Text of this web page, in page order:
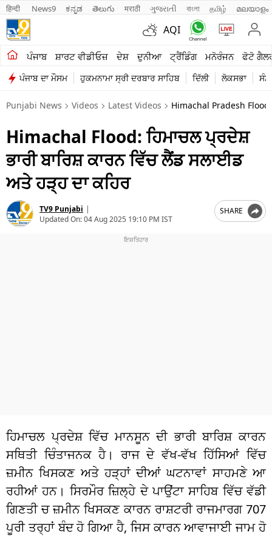
हिन्दी News9 ಕನ್ನಡ తెలుగు मराठी ગુજરાતી বাংলা தமிழ் മലയാളം
AQI
ਪੰਜਾਬ ਸ਼ਾਰਟ ਵੀਡੀਓਜ਼ ਦੇਸ਼ ਦੁਨੀਆ ਟ੍ਰੈਂਡਿੰਗ ਮਨੋਰੰਜਨ ਫੋਟੋ
ਪੰਜਾਬ ਦਾ ਮੌਸਮ ਹੁਕਮਨਾਮਾ ਸ੍ਰੀ ਦਰਬਾਰ ਸਾਹਿਬ ਦਿੱਲੀ ਲੋਕਸਭਾ
ਖੇਤੀਬਾੜੀ
ਸ਼ਾਰਟ ਵੀਡੀਓਜ਼
ਕਾਰੋਬਾਰ
ਕਰਿਅਰ
ਮਨੋਰੰਜਨ
ਦੇਸ਼
ਲਾਈਫ ਸਟਾਈਲ
ਚੋਣਾਂ 2026
Punjabi News Videos Latest Videos Himachal Pradesh
Himachal Flood: ਹਿਮਾਚਲ ਪ੍ਰਦੇਸ਼
ਭਾਰੀ ਬਾਰਿਸ਼ ਕਾਰਨ ਵਿੱਚ ਲੈਂਡ ਸਲਾਈਡ
ਅਤੇ ਹੜ੍ਹ ਦਾ ਕਹਿਰ
TV9 Punjabi |
Updated On:04 Aug 2025 19:10 PM IST
SHARE
ਹਿਮਾਚਲ ਪ੍ਰਦੇਸ਼ ਵਿੱਚ ਮਾਨਸੂਨ ਦੀ ਭਾਰੀ ਬਾਰਿਸ਼ ਕਾਰਨ
ਸਥਿਤੀ ਚਿੰਤਾਜਨਕ ਹੈ। ਰਾਜ ਦੇ ਵੱਖ-ਵੱਖ ਹਿੱਸਿਆਂ ਵਿੱਚ
ਜ਼ਮੀਨ ਖਿਸਕਣ ਅਤੇ ਹੜ੍ਹਾਂ ਦੀਆਂ ਘਟਨਾਵਾਂ ਸਾਹਮਣੇ ਆ
ਰਹੀਆਂ ਹਨ। ਸਿਰਮੌਰ ਜ਼ਿਲ੍ਹੇ ਦੇ ਪਾਉਂਟਾ ਸਾਹਿਬ ਵਿੱਚ ਵੱਡੀ
ਗਿਣਤੀ ਚ ਜ਼ਮੀਨ ਖਿਸਕਣ ਕਾਰਨ ਰਾਸ਼ਟਰੀ ਰਾਜਮਾਰਗ 707
ਪੂਰੀ ਤਰ੍ਹਾਂ ਬੰਦ ਹੋ ਗਿਆ ਹੈ, ਜਿਸ ਕਾਰਨ ਆਵਾਜਾਈ ਜਾਮ ਹੋ